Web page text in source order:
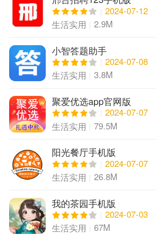
2024-07-12
生活实用
2.9M
小智答题助手
2024-07-08
生活实用
3.8M
聚爱优选app官网版
2024-07-07
生活实用
79.5M
阳光餐厅手机版
2024-07-07
生活实用
26.8M
我的茶园手机版
2024-07-03
生活实用
67M